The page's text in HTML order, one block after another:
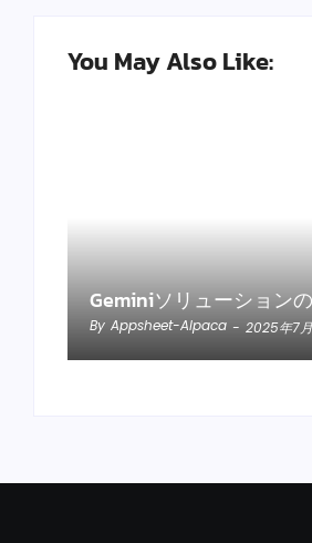
You May Also Like:
Geminiソリューション
By Appsheet-Alpaca - 2025年7